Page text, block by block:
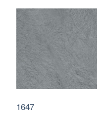
1647